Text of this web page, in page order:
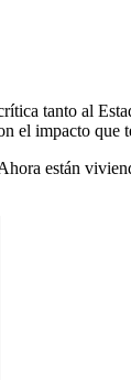
tanto al
el impacto
están